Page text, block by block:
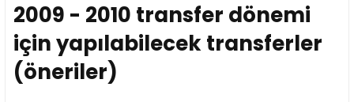
2009 - 2010 transfer dönemi
için yapılabilecek transferler
(öneriler)